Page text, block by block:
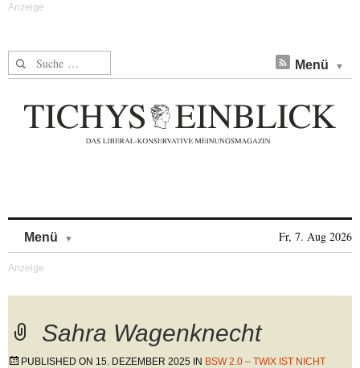
Suche nach: Menü
Menü Fr, 7. Aug 2026
Sahra Wagenknecht
PUBLISHED ON 15. DEZEMBER 2025 IN BSW 2.0 – TWIX IST NICHT